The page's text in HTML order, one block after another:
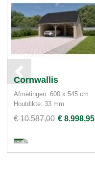
Cornwallis
Afmetingen: 600 x 545 cm
Houtdikte: 33 mm
€ 10.587,00 € 8.998,95